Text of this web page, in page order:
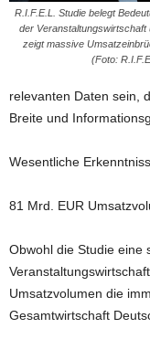
R.I.F.E.L. Studie belegt
der Veranstaltungswirtschaft
zeigt massive
(Foto:
relevanten Daten sein,
Breite und
Wesentliche
81 Mrd. EUR
Obwohl die Studie eine
Umsatzvolumen die
Gesamtwirtschaft